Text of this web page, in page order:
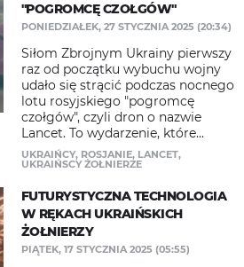
"POGROMCĘ CZOŁGÓW"
PONIEDZIAŁEK, 27 STYCZNIA 2025 (20:34)
Siłom Zbrojnym Ukrainy pierwszy
raz od początku wybuchu wojny
udało się strącić podczas nocnego
lotu rosyjskiego "pogromcę
czołgów", czyli dron o nazwie
Lancet. To wydarzenie, które...
UKRAIŃCY, ROSJANIE, LANCET,
UKRAIŃSCY ŻOŁNIERZE
FUTURYSTYCZNA TECHNOLOGIA
W RĘKACH UKRAIŃSKICH
ŻOŁNIERZY
PIĄTEK, 17 STYCZNIA 2025 (05:55)